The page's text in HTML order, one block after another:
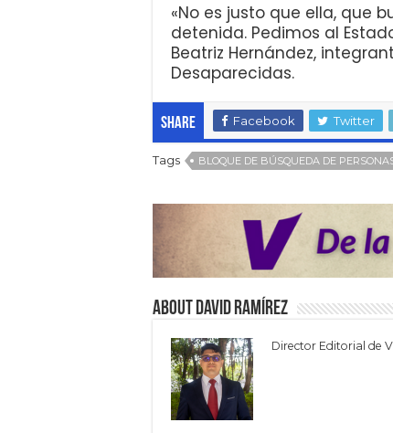
«No es justo que ella, que
detenida. Pedimos al
Beatriz Hernández,
Desaparecidas.
Share Facebook Twitter
Tags BLOQUE DE BÚSQUEDA DE
About David Ramírez
Director Editorial de